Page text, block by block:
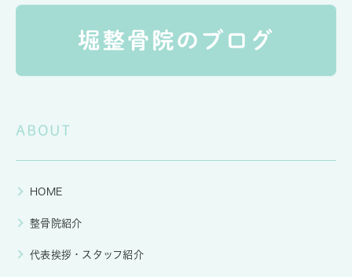
ABOUT
HOME
整骨院紹介
代表挨拶・スタッフ紹介